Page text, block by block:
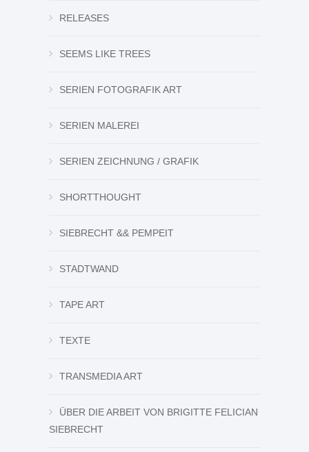
RELEASES
SEEMS LIKE TREES
SERIEN FOTOGRAFIK ART
SERIEN MALEREI
SERIEN ZEICHNUNG / GRAFIK
SHORTTHOUGHT
SIEBRECHT && PEMPEIT
STADTWAND
TAPE ART
TEXTE
TRANSMEDIA ART
ÜBER DIE ARBEIT VON BRIGITTE FELICIAN
SIEBRECHT